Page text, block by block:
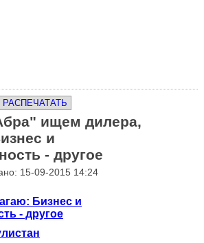
РАСПЕЧАТАТЬ
ищем дилера,
и
- другое
15-09-2015 14:24
Бизнес и
- другое